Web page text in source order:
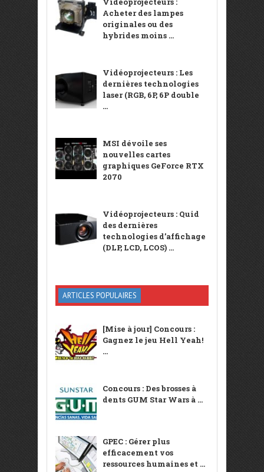
Acheter des lampes
originales ou des
hybrides moins ...
Vidéoprojecteurs : Les
dernières technologies
laser (RGB, 6P, 6P double
...
MSI dévoile ses
nouvelles cartes
graphiques GeForce RTX
2070
Vidéoprojecteurs : Quid
des dernières
technologies d’affichage
(DLP, LCD, LCOS) ...
ARTICLES POPULAIRES
[Mise à jour] Concours :
Gagnez le jeu Hell Yeah!
...
Concours : Des brosses à
dents GUM Star Wars à ...
GPEC : Gérer plus
efficacement vos
ressources humaines et ...